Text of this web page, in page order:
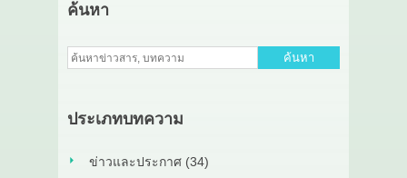
ค้นหา
ค้นหา
ประเภทบทความ
ข่าวและประกาศ (34)